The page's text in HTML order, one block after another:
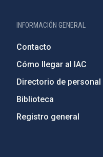
INFORMACIÓN GENERAL
Contacto
Cómo llegar al IAC
Directorio de personal
Biblioteca
Registro general